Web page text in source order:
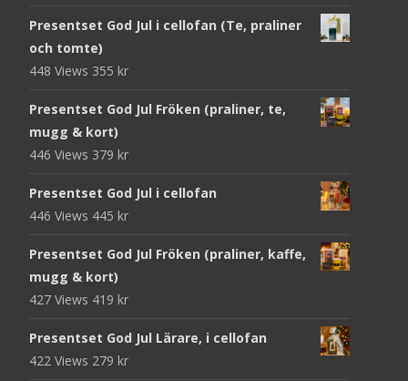
Presentset God Jul i cellofan (Te, praliner
och tomte)
448 Views 355 kr
Presentset God Jul Fröken (praliner, te,
mugg & kort)
446 Views 379 kr
Presentset God Jul i cellofan
446 Views 445 kr
Presentset God Jul Fröken (praliner, kaffe,
mugg & kort)
427 Views 419 kr
Presentset God Jul Lärare, i cellofan
422 Views 279 kr